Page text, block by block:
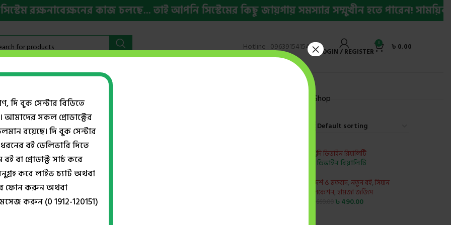
কাজ চলছে... তাই আপনি সিস্টেমের কিছু জায়গায় সমস্যার সম্মুখীন হতে পারেন! সাময়িক
Hotline : 09639154154 LOGIN / REGISTER
0 ৳ 0.00
বইমেলা ২০২৬ HSC ও ভর্তি প্রস্তুতি Shop
ও কাদিয়ানি ধর্ম
কাসেমী,ধর্মতত্ত্ব সংশয়বাদ
৳240.00৳175.00
দি ডিভাইন রিয়ালিটি
ইসলামি আদর্শ ও মতবাদ,নতুন বই,সিয়ান
পাবলিকেশন,হামজা জর্জিস
৳490.00
দি বুক সেন্টার বিডিতে
আমাদের সকল প্রোডাক্টের
রয়েছে। দি বুক সেন্টার
বই ডেলিভারি দিতে
বা প্রোডাক্ট সার্চ করে
করে লাইভ চ্যাট অথবা
ফোন করুন অথবা
করুন (0 1912-120151)
×